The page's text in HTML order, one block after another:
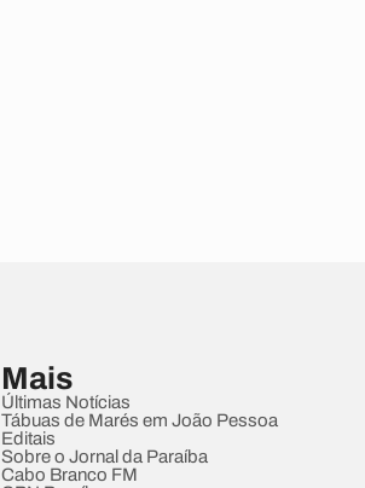
Mais
Últimas Notícias
Tábuas de Marés em João Pessoa
Editais
Sobre o Jornal da Paraíba
Cabo Branco FM